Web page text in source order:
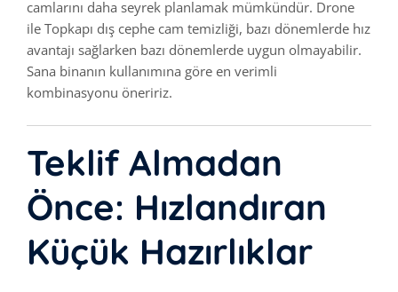
camlarını daha seyrek planlamak mümkündür. Drone
ile Topkapı dış cephe cam temizliği, bazı dönemlerde hız
avantajı sağlarken bazı dönemlerde uygun olmayabilir.
Sana binanın kullanımına göre en verimli
kombinasyonu öneririz.
Teklif Almadan
Önce: Hızlandıran
Küçük Hazırlıklar